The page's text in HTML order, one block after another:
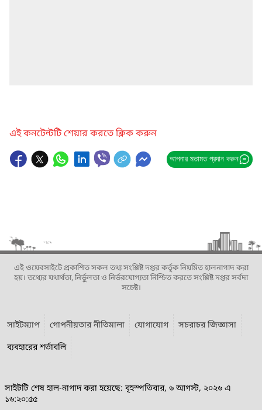
এই কনটেন্টটি শেয়ার করতে ক্লিক করুন
আপনার মতামত প্রদান করুন
এই ওয়েবসাইটে প্রকাশিত সকল তথ্য সংশ্লিষ্ট দপ্তর কর্তৃক নিয়মিত হালনাগাদ করা
হয়। তথ্যের যথার্থতা, নির্ভুলতা ও নির্ভরযোগ্যতা নিশ্চিত করতে সংশ্লিষ্ট দপ্তর সর্বদা
সচেষ্ট।
সাইটম্যাপ গোপনীয়তার নীতিমালা যোগাযোগ
সচরাচর জিজ্ঞাসা
ব্যবহারের শর্তাবলি
সাইটটি শেষ হাল-নাগাদ করা হয়েছে: বৃহস্পতিবার, ৬ আগস্ট, ২০২৬ এ
১৬:২০:৫৫